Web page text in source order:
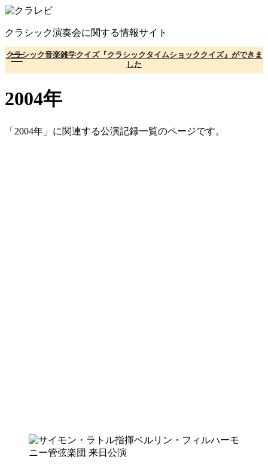
コ
テ
ン
ツ
へ
動
クラシック演奏会に関する情報サイト
クラシック音楽雑学クイズ『クラシックタイムショッククイズ』ができま
した
2004年
「2004年」に関連する公演記録一覧のページです。